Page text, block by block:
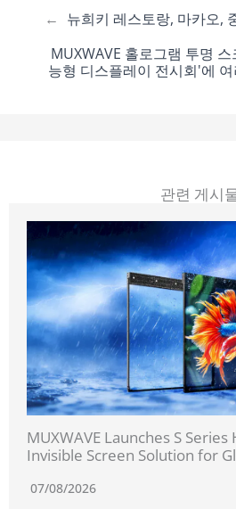
← 뉴희키 레스토랑, 마카오,
MUXWAVE 홀로그램 투명 스
능형 디스플레이 전시회'에
관련 게시
MUXWAVE Launches S
Invisible Screen Solution for
07/08/2026